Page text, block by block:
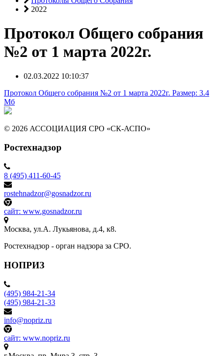
2022
Протокол Общего собрания
№2 от 1 марта 2022г.
02.03.2022 10:10:37
Протокол Общего собрания №2 от 1 марта 2022г. Размер: 3.4
Мб
© 2026 АССОЦИАЦИЯ СРО «СК-АСПО»
Ростехнадзор
8 (495) 411-60-45
rostehnadzor@gosnadzor.ru
сайт: www.gosnadzor.ru
Москва, ул.А. Лукьянова, д.4, к8.
Ростехнадзор - орган надзора за СРО.
НОПРИЗ
(495) 984-21-34
(495) 984-21-33
info@nopriz.ru
сайт: www.nopriz.ru